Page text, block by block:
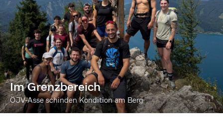
Im Grenzbereich
ÖJV-Asse schinden Kondition am Berg